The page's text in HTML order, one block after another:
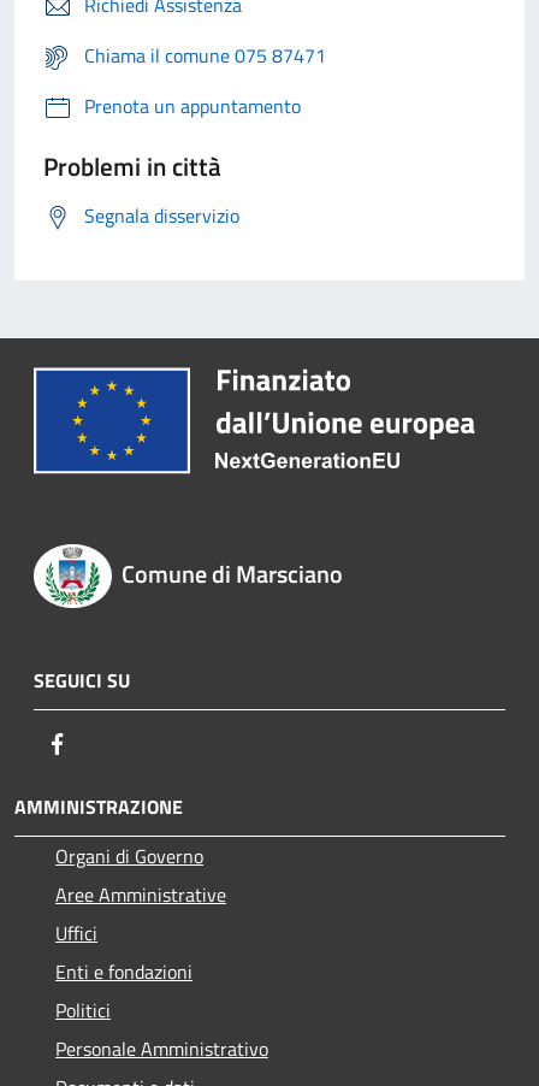
Chiama il comune 075 87471
Prenota un appuntamento
Problemi in città
Segnala disservizio
Comune di Marsciano
SEGUICI SU
AMMINISTRAZIONE
Organi di Governo
Aree Amministrative
Uffici
Enti e fondazioni
Politici
Personale Amministrativo